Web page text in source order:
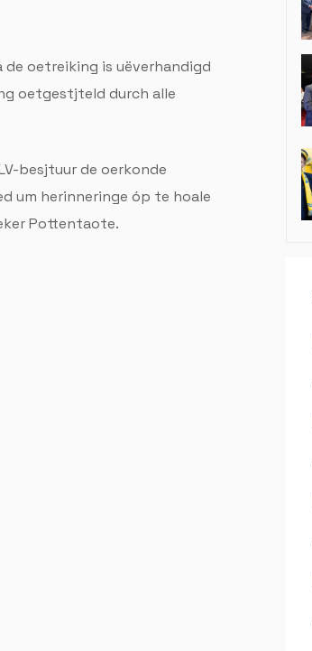
oetreiking is uëverhandigd
oetgestjteld durch alle
besjtuur de oerkonde
um herinneringe óp te hoale
Pottentaote.